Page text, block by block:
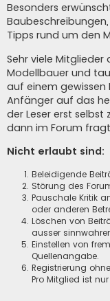
Besonders
Tipps rund um den
Sehr viele Mitglieder
Modellbauer und
auf einem gewissen
Anfänger auf das
der Leser erst selbst
dann im Forum
Nicht erlaubt sind:
Beleidigende
Störung des
Pauschale Kritik
oder anderen
Löschen von
ausser
Einstellen von
Quellenangabe.
Registrierung
Pro Mitglied ist